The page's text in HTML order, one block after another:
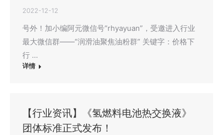
2022-12-12
号外！加小编阿元微信号“rhyayuan”，受邀进入行业
最大微信群——“润滑油聚焦油粉群” 关键字：价格下
行 …
详情
【行业资讯】《氢燃料电池热交换液》
团体标准正式发布！